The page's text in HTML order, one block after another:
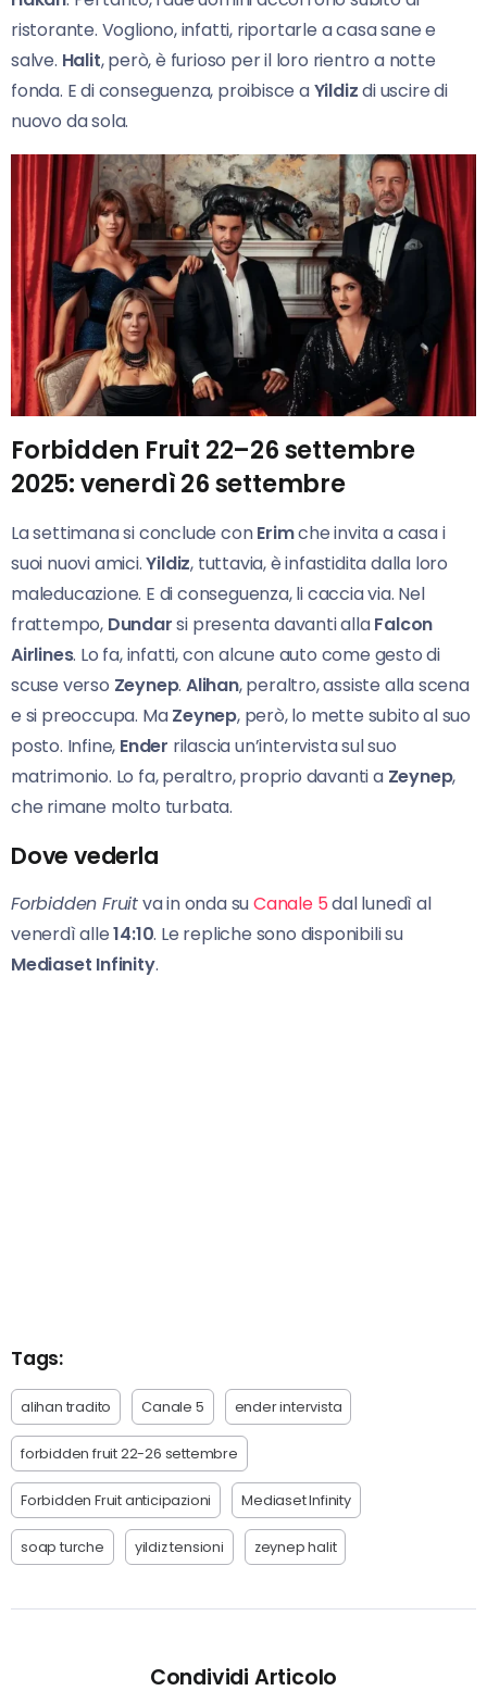
ristorante. Vogliono, infatti, riportarle a casa sane e
salve. Halit, però, è furioso per il loro rientro a notte
fonda. E di conseguenza, proibisce aYildizdi uscire di
nuovo da sola.
Forbidden Fruit 22–26 settembre
2025: venerdì 26 settembre
La settimana si conclude conErimche invita a casa i
suoi nuovi amici.Yildiz, tuttavia, è infastidita dalla loro
maleducazione. E di conseguenza, li caccia via. Nel
frattempo, Dundarsi presenta davanti allaFalcon
Airlines. Lo fa, infatti, con alcune auto come gesto di
scuse verso Zeynep.Alihan, peraltro, assiste alla scena
e si preoccupa. MaZeynep, però, lo mette subito al suo
posto. Infine, Ender rilascia un’intervista sul suo
matrimonio. Lo fa, peraltro, proprio davanti a Zeynep,
che rimane molto turbata.
Dove vederla
Forbidden Fruitva in onda suCanale 5dal lunedì al
venerdì alle14:10. Le repliche sono disponibili su
Mediaset Infinity.
Tags:
alihan tradito Canale 5 ender intervista
forbidden fruit 22-26 settembre
Forbidden Fruit anticipazioni Mediaset Infinity
soap turche yildiz tensioni zeynep halit
Condividi Articolo